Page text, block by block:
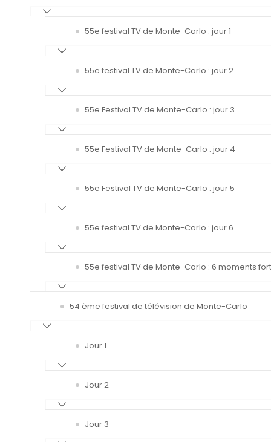
55e festival TV de Monte-Carlo : jour 1
55e festival TV de Monte-Carlo : jour 2
55e Festival TV de Monte-Carlo : jour 3
55e Festival TV de Monte-Carlo : jour 4
55e Festival TV de Monte-Carlo : jour 5
55e festival TV de Monte-Carlo : jour 6
55e festival TV de Monte-Carlo : 6 moments
54 ème festival de télévision de Monte-Carlo
Jour 1
Jour 2
Jour 3